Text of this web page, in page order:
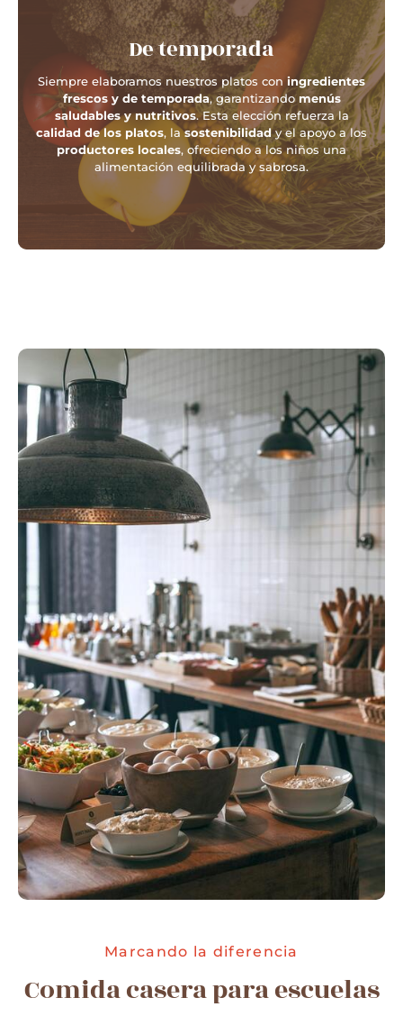
De temporada
Siempre elaboramos nuestros platos coningredientes
frescos y de temporada, garantizando menús
saludables y nutritivos. Esta elección refuerza la
calidad de los platos, lasostenibilidady el apoyo a los
productores locales, ofreciendo a los niños una
alimentación equilibrada y sabrosa.
Marcando la diferencia
Comida casera para escuelas